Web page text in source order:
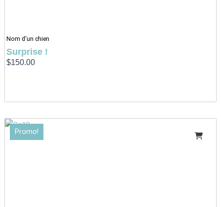
Nom d'un chien
Surprise !
$150.00
Promo!
Le
prix
initial